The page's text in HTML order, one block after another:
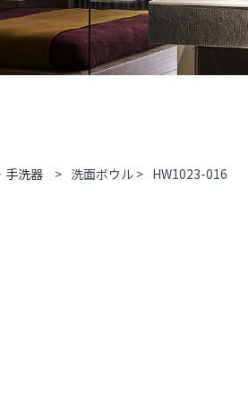
手洗器 > 洗面ボウル > HW1023-016